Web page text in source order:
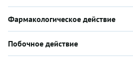
Фармакологическое действие
Побочное действие